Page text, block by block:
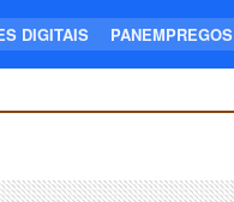
DIGITAIS PANEMPREGOS